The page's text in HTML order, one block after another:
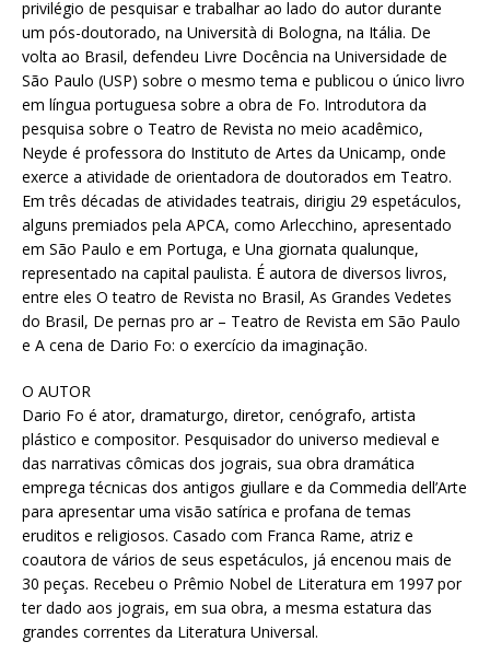
privilégio de pesquisar e trabalhar ao lado do autor durante
um pós-doutorado, na Università di Bologna, na Itália. De
volta ao Brasil, defendeu Livre Docência na Universidade de
São Paulo (USP) sobre o mesmo tema e publicou o único livro
em língua portuguesa sobre a obra de Fo. Introdutora da
pesquisa sobre o Teatro de Revista no meio acadêmico,
Neyde é professora do Instituto de Artes da Unicamp, onde
exerce a atividade de orientadora de doutorados em Teatro.
Em três décadas de atividades teatrais, dirigiu 29 espetáculos,
alguns premiados pela APCA, como Arlecchino, apresentado
em São Paulo e em Portuga, e Una giornata qualunque,
representado na capital paulista. É autora de diversos livros,
entre eles O teatro de Revista no Brasil, As Grandes Vedetes
do Brasil, De pernas pro ar – Teatro de Revista em São Paulo
e A cena de Dario Fo: o exercício da imaginação.
O AUTOR
Dario Fo é ator, dramaturgo, diretor, cenógrafo, artista
plástico e compositor. Pesquisador do universo medieval e
das narrativas cômicas dos jograis, sua obra dramática
emprega técnicas dos antigos giullare e da Commedia dell’Arte
para apresentar uma visão satírica e profana de temas
eruditos e religiosos. Casado com Franca Rame, atriz e
coautora de vários de seus espetáculos, já encenou mais de
30 peças. Recebeu o Prêmio Nobel de Literatura em 1997 por
ter dado aos jograis, em sua obra, a mesma estatura das
grandes correntes da Literatura Universal.